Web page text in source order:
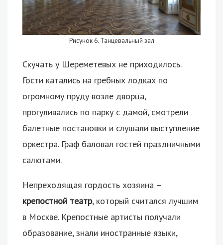
Рисунок 6. Танцевальный зал
Скучать у Шереметевых не приходилось.
Гости катались на гребных лодках по
огромному пруду возле дворца,
прогуливались по парку с дамой, смотрели
балетные постановки и слушали выступление
оркестра. Граф баловал гостей праздничными
салютами.
Непреходящая гордость хозяина –
крепостной театр, который считался лучшим
в Москве. Крепостные артисты получали
образование, знали иностранные языки,